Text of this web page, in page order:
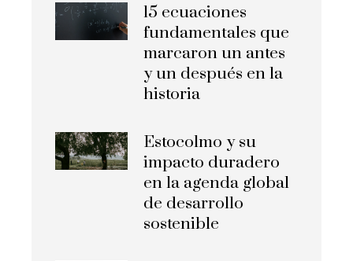
15 ecuaciones
fundamentales que
marcaron un antes
y un después en la
historia
Estocolmo y su
impacto duradero
en la agenda global
de desarrollo
sostenible